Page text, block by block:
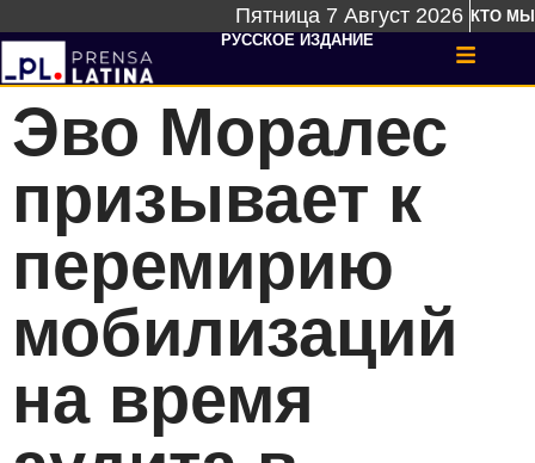
Пятница 7 Август 2026 КТО МЫ
РУССКОЕ ИЗДАНИЕ
Эво Моралес
призывает к
перемирию
мобилизаций
на время